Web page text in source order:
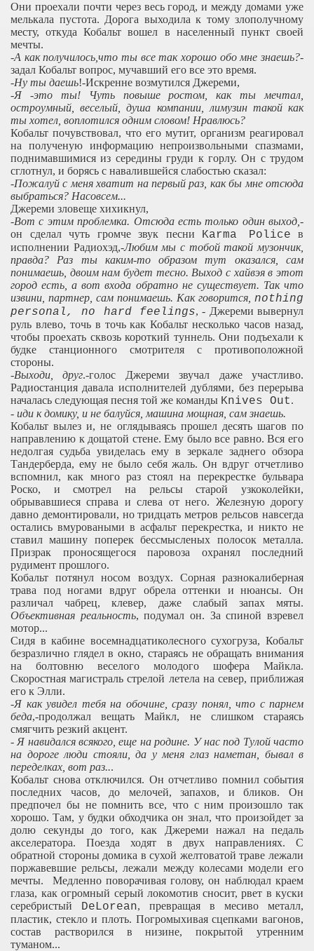
Они проехали почти через весь город, и между домами уже
мелькала пустота. Дорога выходила к тому злополучному
месту, откуда Кобальт вошел в населенный пункт своей
мечты.
-А как получилось,что ты все так хорошо обо мне знаешь?-
задал Кобальт вопрос, мучавший его все это время.
-Ну ты даешь!-Искренне возмутился Джереми,
-Я -это ты! Чуть повыше ростом, как ты мечтал,
остроумный, веселый, душа компании, лимузин такой как
ты хотел, воплотился одним словом! Нравлюсь?
Кобальт почувствовал, что его мутит, организм реагировал
на полученую информацию непроизвольными спазмами,
поднимавшимися из середины груди к горлу. Он с трудом
сглотнул, и борясь с навалившейся слабостью сказал:
-Пожалуй с меня хватит на первый раз, как бы мне отсюда
выбраться? Насовсем...
Джереми зловеще хихикнул,
-Вот с этим проблемка. Отсюда есть только один выход, -
он сделал чуть громче звук песни Karma Police в
исполнении Радиохэд,-Любим мы с тобой такой музончик,
правда? Раз ты каким-то образом тут оказался, сам
понимаешь, двоим нам будет тесно. Выход с хайвэя в этот
город есть, а вот входа обратно не существует. Так что
извини, партнер, сам понимаешь. Как говорится, nothing
personal, no hard feelings, - Джереми вывернул
руль влево, точь в точь как Кобальт несколько часов назад,
чтобы проехать сквозь короткий туннель. Они подъехали к
будке станционного смотрителя с противоположной
стороны.
-Выходи, друг.-голос Джереми звучал даже участливо.
Радиостанция давала исполнителей дублями, без перерыва
началась следующая песня той же команды Knives Out.
- иди к домику, и не балуйся, машина мощная, сам знаешь.
Кобальт вылез и, не оглядываясь прошел десять шагов по
направлению к дощатой стене. Ему было все равно. Вся его
недолгая судьба увиделась ему в зеркале заднего обзора
Тандерберда, ему не было себя жаль. Он вдруг отчетливо
вспомнил, как много раз стоял на перекрестке бульвара
Роско, и смотрел на рельсы старой узкоколейки,
обрывавшиеся справа и слева от него. Железную дорогу
давно демонтировали, но тридцать метров рельсов навсегда
остались вмуроваными в асфальт перекрестка, и никто не
ставил машину поперек бессмысленых полосок металла.
Призрак проносящегося паровоза охранял последний
рудимент прошлого.
Кобальт потянул носом воздух. Сорная разнокалиберная
трава под ногами вдруг обрела оттенки и нюансы. Он
различал чабрец, клевер, даже слабый запах мяты.
Объективная реальность, подумал он. За спиной взревел
мотор...
Сидя в кабине восемнадцатиколесного сухогруза, Кобальт
безразлично глядел в окно, стараясь не обращать внимания
на болтовню веселого молодого шофера Майкла.
Скоростная магистраль стрелой летела на север, приближая
его к Элли.
-Я как увидел тебя на обочине, сразу понял, что с парнем
беда,-продолжал вещать Майкл, не слишком стараясь
смягчить резкий акцент.
- Я навидался всякого, еще на родине. У нас под Тулой часто
на дороге люди стояли, да у меня глаз наметан, бывал в
переделках, вот раз...
Кобальт снова отключился. Он отчетливо помнил события
последних часов, до мелочей, запахов, и бликов. Он
предпочел бы не помнить все, что с ним произошло так
хорошо. Там, у будки обходчика он знал, что произойдет за
долю секунды до того, как Джереми нажал на педаль
акселератора. Поезда ходят в двух направлениях. C
обратной стороны домика в сухой желтоватой траве лежали
поржавевшие рельсы, лежали между колесами модели его
мечты. Медленно поворачивая голову, он наблюдал краем
глаза, как огромный серый локомотив сносит, рвет в куски
серебристый DeLorean, превращая в месиво металл,
пластик, стекло и плоть. Погромыхивая сцепками вагонов,
состав растворился в низине, покрытой утренним
туманом...